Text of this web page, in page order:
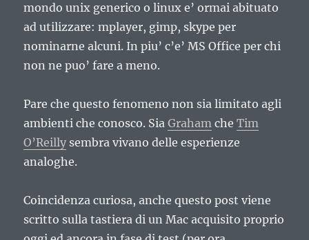
mondo unix generico o linux e’ ormai abituato
ad utilizzare: mplayer, gimp, skype per
nominarne alcuni. In piu’ c’e’ MS Office per chi
non ne puo’ fare a meno.
Pare che questo fenomeno non sia limitato agli
ambienti che conosco. SiaGraham cheTim
O’Reilly sembra vivano delle esperienze
analoghe.
Coincidenza curiosa, anche questo post viene
scritto sulla tastiera di un Mac acquisito proprio